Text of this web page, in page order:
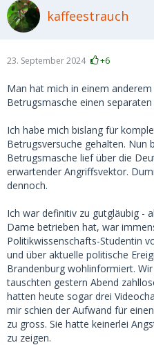
kaffeestrauch
23. September 2024 +6
Man hat mich in einem
Betrugsmasche einen
Ich habe mich bislang für
Betrugsversuche gehalten. Nun
Betrugsmasche lief über die
erwartender Angriffsvektor.
dennoch.
Ich war definitiv zu gutgläubig -
Dame betrieben hat, war
Politikwissenschafts-Studentin
und über aktuelle politische
Brandenburg wohlinformiert.
tauschten gestern Abend
hatten heute sogar drei
mir schien der Aufwand für
zu gross. Sie hatte keinerlei
zu zeigen.